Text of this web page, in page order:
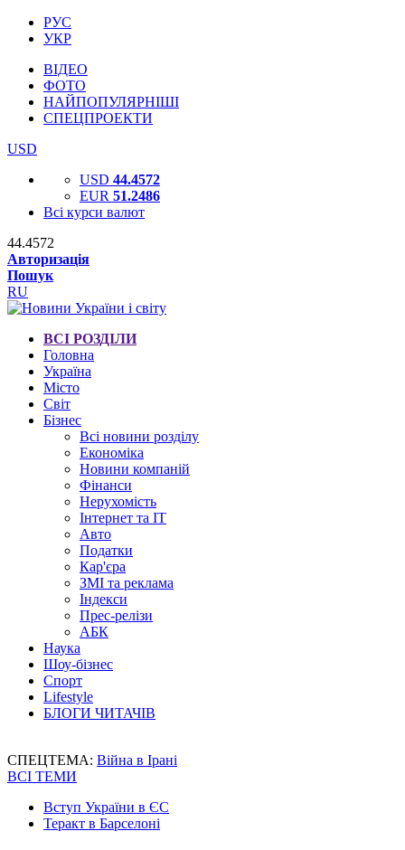
РУС
УКР
ВІДЕО
ФОТО
НАЙПОПУЛЯРНІШІ
СПЕЦПРОЕКТИ
USD
USD 44.4572
EUR 51.2486
Всі курси валют
44.4572
Авторизація
Пошук
RU
ВСІ РОЗДІЛИ
Головна
Україна
Місто
Світ
Бізнес
Всі новини розділу
Економіка
Новини компаній
Фінанси
Нерухомість
Інтернет та IT
Авто
Податки
Кар'єра
ЗМІ та реклама
Індекси
Прес-релізи
АБК
Наука
Шоу-бізнес
Спорт
Lifestyle
БЛОГИ ЧИТАЧІВ
СПЕЦТЕМА: Війна в Ірані
ВСІ ТЕМИ
Вступ України в ЄС
Теракт в Барселоні